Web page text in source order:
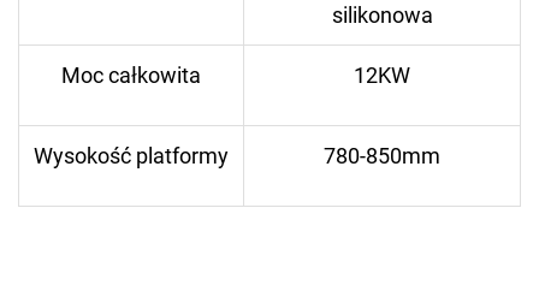
silikonowa
Moc całkowita 12KW
Wysokość platformy 780-850mm